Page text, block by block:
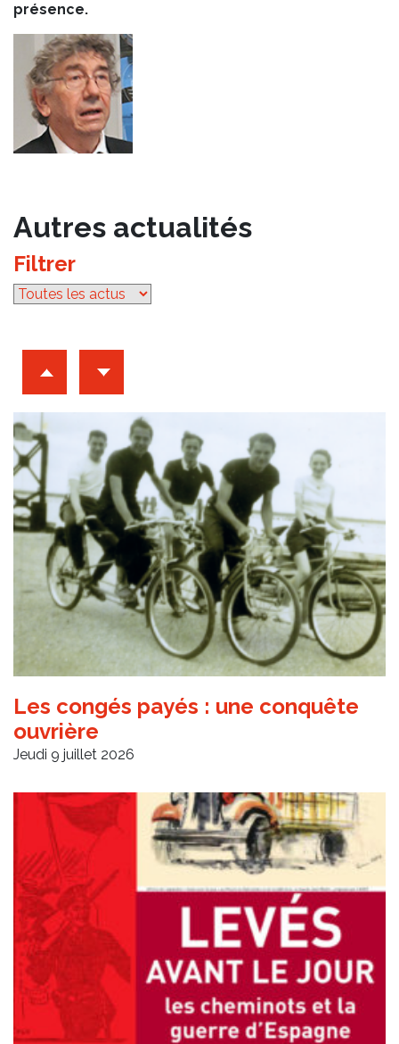
présence.
Autres actualités
Filtrer
Archives d'articles
Les congés payés : une conquête
ouvrière
Jeudi 9 juillet 2026